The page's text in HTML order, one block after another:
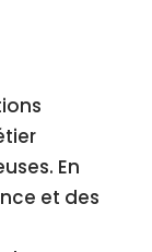
En
et des